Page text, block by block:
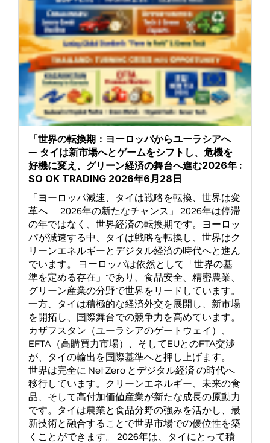
「世界の転換期：ヨーロッパからユーラシアへ
― タイは新市場へとゲームをシフトし、危機を
好機に変え、グリーン経済の舞台へ進む2026年 :
SO OK TRADING 2026年6月28日
「ヨーロッパ減速、タイは戦略を転換、世界は変
革へ ― 2026年の新たなチャンス」 2026年は停滞
の年ではなく、世界経済の転換期です。ヨーロッ
パが減速する中、タイは戦略を転換し、世界はク
リーンエネルギーとデジタル経済の時代へと進ん
でいます。 ヨーロッパは依然として「世界の基
準を定める存在」であり、食品安全、精密農業、
グリーン産業の分野で世界をリードしています。
一方、タイは積極的な経済外交を展開し、新市場
を開拓し、国際舞台での競争力を高めています。
カザフスタン（ユーラシアのゲートウェイ）、
EFTA（高購買力市場）、そしてEUとのFTA交渉
が、タイの輸出を国際基準へと押し上げます。
世界は完全に Net Zero とデジタル経済 の時代へ
移行しています。クリーンエネルギー、未来の食
品、そして高付加価値産業が新たな成長の原動力
です。タイは農業と食品分野の強みを活かし、最
新技術と融合することで世界市場での優位性を築
くことができます。 2026年は、タイにとって積